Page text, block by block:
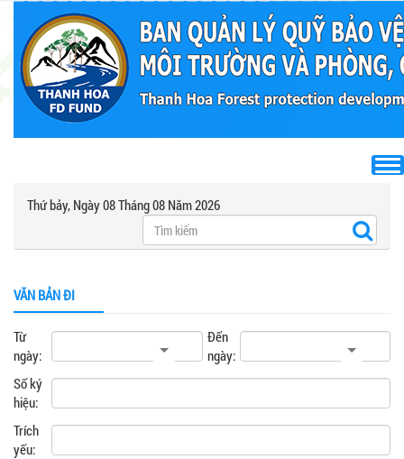
Thứ bảy, Ngày 08 Tháng 08 Năm 2026
VĂN BẢN ĐI
Từ
ngày:
Đến
ngày:
Số ký
hiệu:
Trích
yếu: